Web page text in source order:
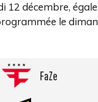
12 décembre,
le
FaZe